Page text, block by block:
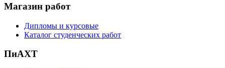
Магазин работ
Дипломы и курсовые
Каталог студенческих работ
ПиАХТ